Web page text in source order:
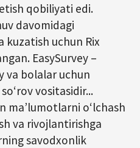
qobiliyati edi.
davomidagi
uchun Rix
EasySurvey –
va bolalar uchun
vositasidir...
maʼlumotlarni oʻlchash
va rivojlantirishga
savodxonlik